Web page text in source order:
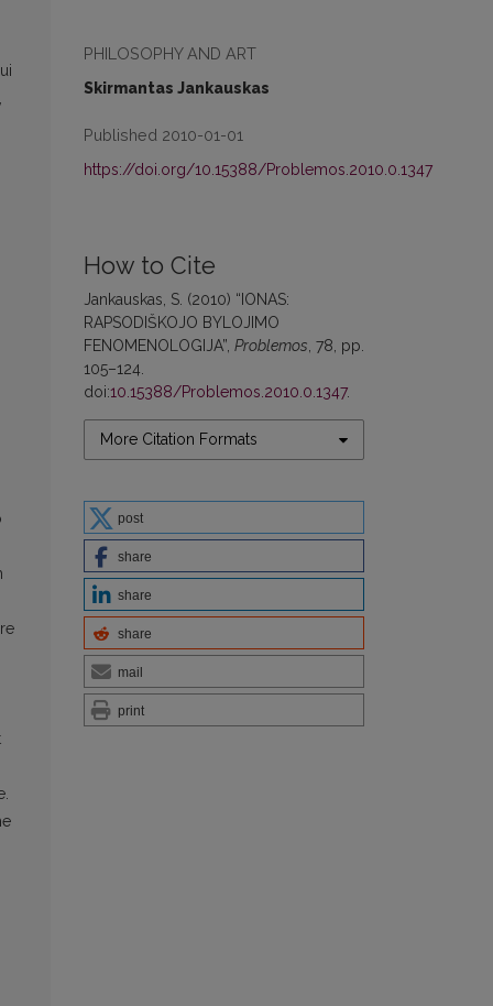
PHILOSOPHY AND ART
Skirmantas Jankauskas
Published 2010-01-01
https://doi.org/10.15388/Problemos.2010.0.1347
How to Cite
Jankauskas, S. (2010) “IONAS:
RAPSODIŠKOJO BYLOJIMO
FENOMENOLOGIJA”, Problemos , 78, pp.
105–124.
doi:10.15388/Problemos.2010.0.1347.
More Citation Formats
post
share
share
share
mail
print